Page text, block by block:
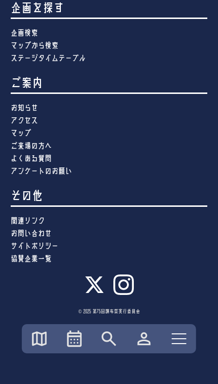
企画を探す
企画検索
マップから検索
ステージタイムテーブル
ご案内
お知らせ
アクセス
マップ
ご来場の方へ
よくある質問
アンケートのお願い
その他
関連リンク
お問い合わせ
サイトポリシー
協賛企業一覧
© 2025 第75回調布祭実行委員会